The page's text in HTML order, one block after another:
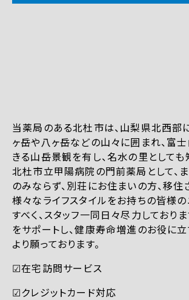
当薬局のある北杜市は、山梨県北西部
ヶ岳や八ヶ岳などの山々に囲まれ、富
きる山岳景観を有し、名水の里としても
北杜市立甲陽病院の門前薬局として、
のみならず、別荘にお住まいの方、移
様々なライフスタイルをお持ちの皆様
すべく、スタッフ一同日々尽力しており
をサポートし、健康寿命増進のお役に
より願っております。
☑︎在宅訪問サービス
☑︎クレジットカード対応